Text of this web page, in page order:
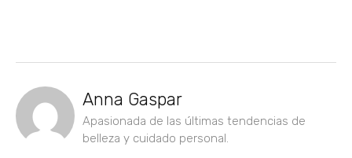
Anna Gaspar
Apasionada de las últimas tendencias de
belleza y cuidado personal.